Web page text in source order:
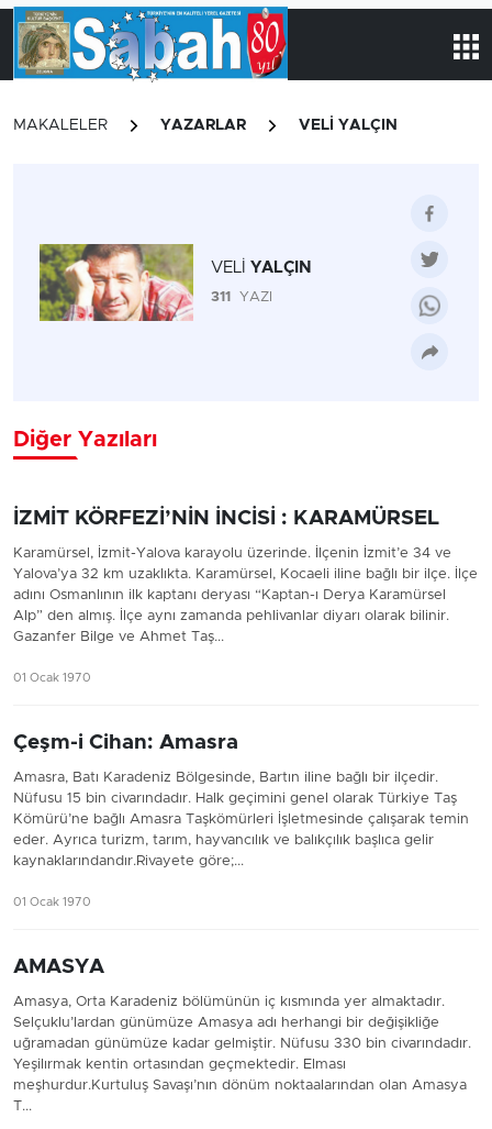
MAKALELER YAZARLAR VELİ YALÇIN
VELİ YALÇIN
311 YAZI
Diğer Yazıları
İZMİT KÖRFEZİ’NİN İNCİSİ : KARAMÜRSEL
Karamürsel, İzmit-Yalova karayolu üzerinde. İlçenin İzmit’e 34 ve
Yalova’ya 32 km uzaklıkta. Karamürsel, Kocaeli iline bağlı bir ilçe. İlçe
adını Osmanlının ilk kaptanı deryası “Kaptan-ı Derya Karamürsel
Alp” den almış. İlçe aynı zamanda pehlivanlar diyarı olarak bilinir.
Gazanfer Bilge ve Ahmet Taş...
01 Ocak 1970
Çeşm-i Cihan: Amasra
Amasra, Batı Karadeniz Bölgesinde, Bartın iline bağlı bir ilçedir.
Nüfusu 15 bin civarındadır. Halk geçimini genel olarak Türkiye Taş
Kömürü’ne bağlı Amasra Taşkömürleri İşletmesinde çalışarak temin
eder. Ayrıca turizm, tarım, hayvancılık ve balıkçılık başlıca gelir
kaynaklarındandır.Rivayete göre;...
01 Ocak 1970
AMASYA
Amasya, Orta Karadeniz bölümünün iç kısmında yer almaktadır.
Selçuklu’lardan günümüze Amasya adı herhangi bir değişikliğe
uğramadan günümüze kadar gelmiştir. Nüfusu 330 bin civarındadır.
Yeşilırmak kentin ortasından geçmektedir. Elması
meşhurdur.Kurtuluş Savaşı’nın dönüm noktaalarından olan Amasya
T...